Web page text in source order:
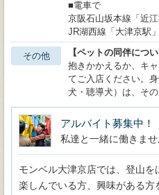
■電車で
京阪石山坂本線「近
JR湖西線「大津京駅
その他
【ペットの同伴につい
抱きかかえるか、キ
てご入店ください。
犬・聴導犬）は、そ
アルバイト募集中！
私達と一緒に働きませ
モンベル大津京店では、登山を
楽しんでいる方、興味がある方